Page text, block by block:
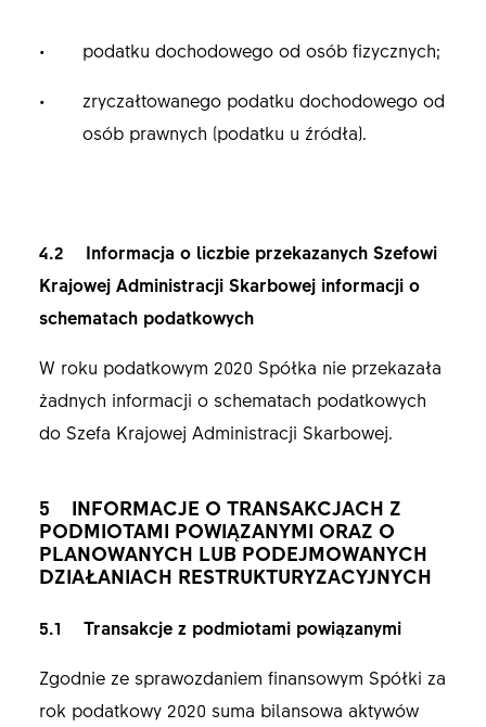
podatku dochodowego od osób fizycznych;
zryczałtowanego podatku dochodowego od
osób prawnych (podatku u źródła).
4.2 Informacja o liczbie przekazanych Szefowi
Krajowej Administracji Skarbowej informacji o
schematach podatkowych
W roku podatkowym 2020 Spółka nie przekazała
żadnych informacji o schematach podatkowych
do Szefa Krajowej Administracji Skarbowej.
5 INFORMACJE O TRANSAKCJACH Z
PODMIOTAMI POWIĄZANYMI ORAZ O
PLANOWANYCH LUB PODEJMOWANYCH
DZIAŁANIACH RESTRUKTURYZACYJNYCH
5.1 Transakcje z podmiotami powiązanymi
Zgodnie ze sprawozdaniem finansowym Spółki za
rok podatkowy 2020 suma bilansowa aktywów